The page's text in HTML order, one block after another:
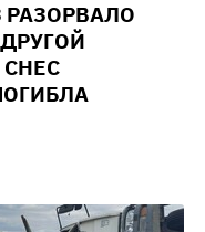
РАЗОРВАЛО